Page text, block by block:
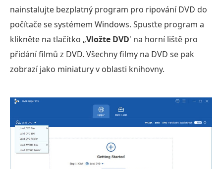
nainstalujte bezplatný program pro ripování DVD do
počítače se systémem Windows. Spusťte program a
klikněte na tlačítko „Vložte DVD' na horní liště pro
přidání filmů z DVD. Všechny filmy na DVD se pak
zobrazí jako miniatury v oblasti knihovny.